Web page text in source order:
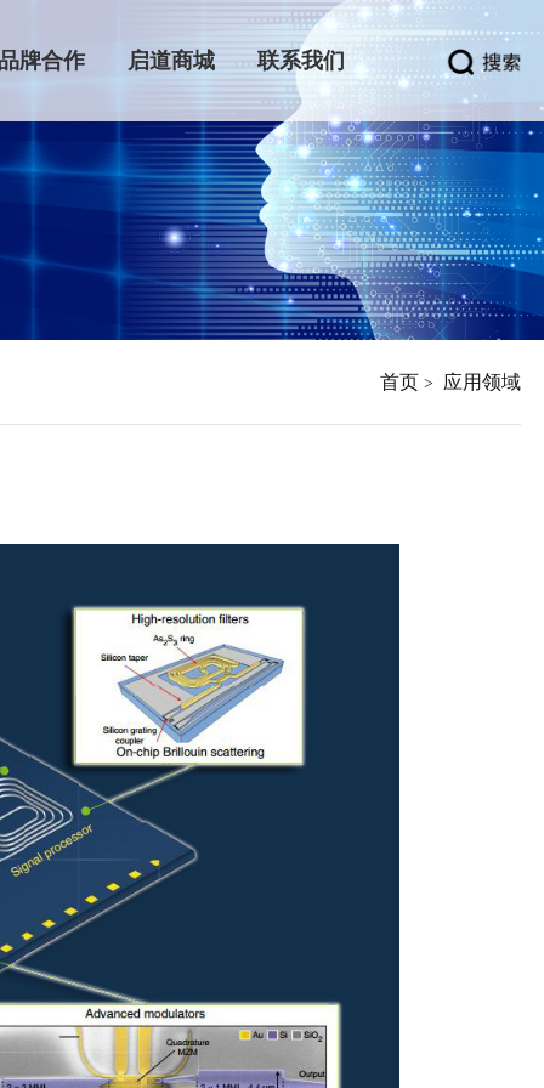
牌合作 启道商城 联系我们
首页 > 应用领域